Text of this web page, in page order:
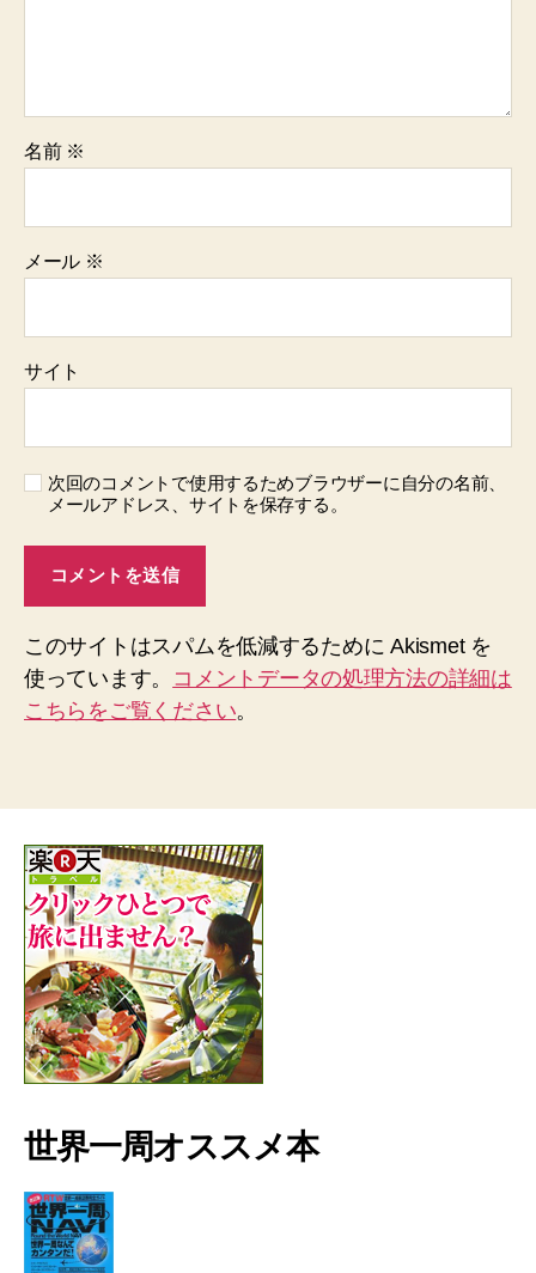
名前 ※
メール ※
サイト
次回のコメントで使用するためブラウザーに自分の名前、
メールアドレス、サイトを保存する。
このサイトはスパムを低減するために Akismet を
使っています。 コメントデータの処理方法の詳細は
こちらをご覧ください。
世界一周オススメ本